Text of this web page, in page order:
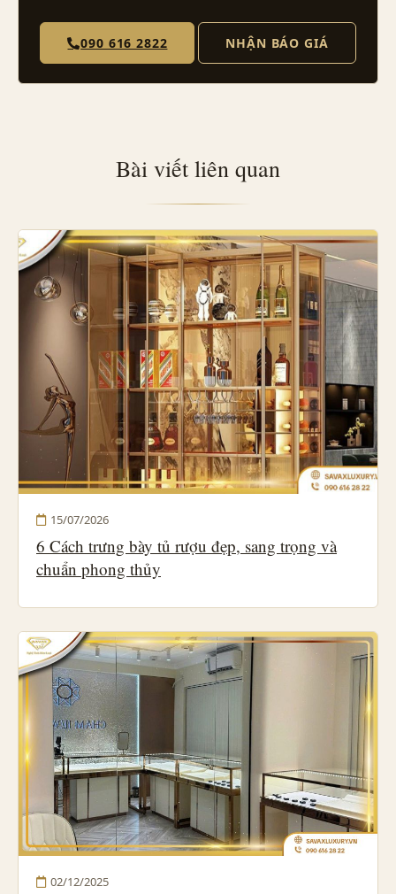
090 616 2822 NHẬN BÁO GIÁ
Bài viết liên quan
15/07/2026
6 Cách trưng bày tủ rượu đẹp, sang trọng và
chuẩn phong thủy
02/12/2025